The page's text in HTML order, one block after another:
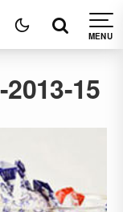
15